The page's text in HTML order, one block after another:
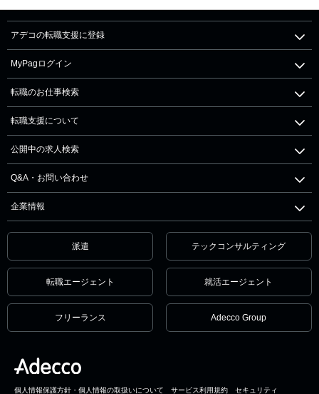
アデコの転職支援に登録
MyPagログイン
転職のお仕事検索
転職支援について
公開中の求人検索
Q&A・お問い合わせ
企業情報
派遣 テックコンサルティング
転職エージェント 就活エージェント
フリーランス Adecco Group
個人情報保護方針・個人情報の取扱いについて サービス利用規約 セキュリティ